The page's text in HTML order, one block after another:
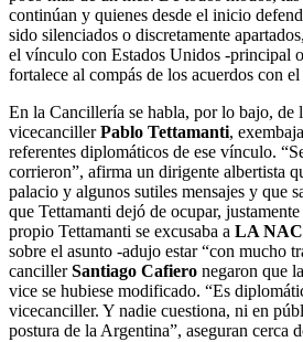
continúan y quienes desde el inicio
sido silenciados o discretamente
el vínculo con Estados Unidos -principal
fortalece al compás de los acuerdos con
En la Cancillería se habla, por lo bajo, de
vicecancillerPablo Tettamanti,
referentes diplomáticos de ese vínculo.
corrieron”, afirma un dirigente albertista
palacio y algunos sutiles mensajes y que
que Tettamanti dejó de ocupar,
propio Tettamanti se excusaba a LA
sobre el asunto -adujo estar “con mucho
cancillerSantiago Cafiero negaron que
vice se hubiese modificado. “Es
vicecanciller. Y nadie cuestiona, ni en
postura de la Argentina”, aseguran cerca